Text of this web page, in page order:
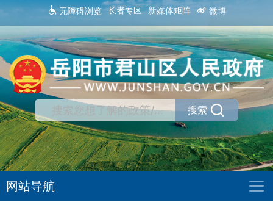
无障碍浏览 长者专区 新媒体矩阵 微博
搜索
网站导航